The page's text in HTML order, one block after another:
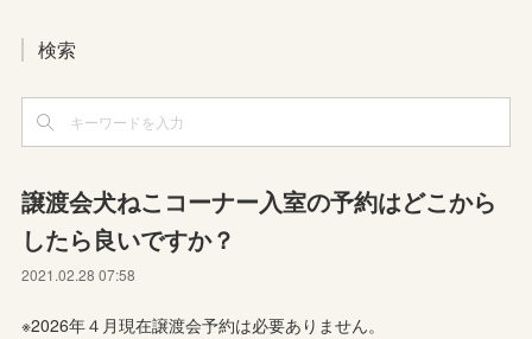
検索
譲渡会犬ねこコーナー入室の予約はどこから
したら良いですか？
2021.02.28 07:58
※2026年４月現在譲渡会予約は必要ありません。